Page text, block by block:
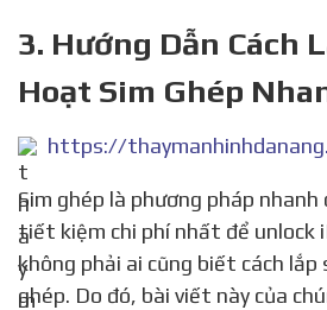
3. Hướng Dẫn Cách
Hoạt Sim Ghép
Sim ghép là phương pháp nhanh chóng, tiện lợi và
tiết kiệm chi phí nhất để unlock
không phải ai cũng biết cách lắp
ghép. Do đó, bài viết này của